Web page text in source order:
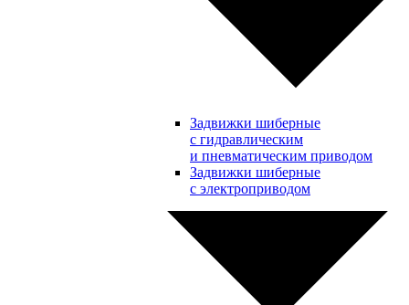
Задвижки шиберные
с гидравлическим
и пневматическим приводом
Задвижки шиберные
с электроприводом